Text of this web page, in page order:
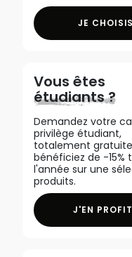
JE CHOISIS
Vous êtes
étudiants ?
Demandez votre
privilège étudiant,
totalement
bénéficiez de -15%
l'année sur une
produits.
J'EN